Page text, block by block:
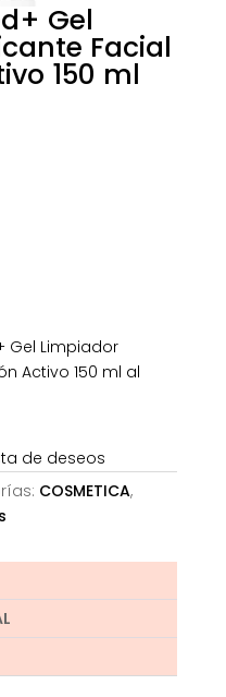
Gel
Facial
150 ml
Gel Limpiador
Activo 150 ml al
de deseos
COSMETICA,